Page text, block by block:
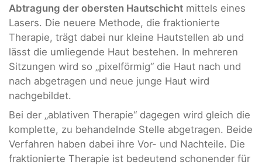
Abtragung der obersten Hautschicht mittels eines
Lasers. Die neuere Methode, die fraktionierte
Therapie, trägt dabei nur kleine Hautstellen ab und
lässt die umliegende Haut bestehen. In mehreren
Sitzungen wird so „pixelförmig“ die Haut nach und
nach abgetragen und neue junge Haut wird
nachgebildet.
Bei der „ablativen Therapie“ dagegen wird gleich die
komplette, zu behandelnde Stelle abgetragen. Beide
Verfahren haben dabei ihre Vor- und Nachteile. Die
fraktionierte Therapie ist bedeutend schonender für